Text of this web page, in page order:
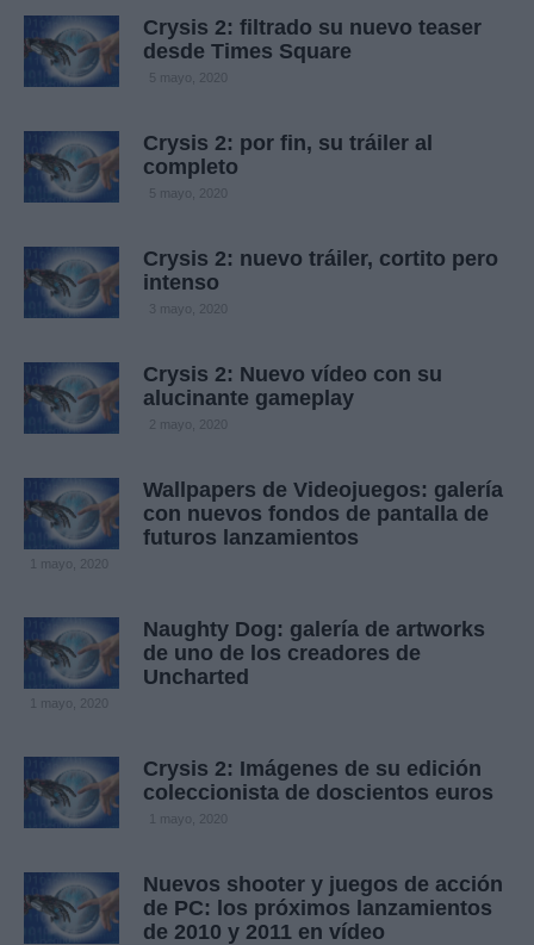
Crysis 2: filtrado su nuevo teaser
desde Times Square
5 mayo, 2020
Crysis 2: por fin, su tráiler al
completo
5 mayo, 2020
Crysis 2: nuevo tráiler, cortito pero
intenso
3 mayo, 2020
Crysis 2: Nuevo vídeo con su
alucinante gameplay
2 mayo, 2020
Wallpapers de Videojuegos: galería
con nuevos fondos de pantalla de
futuros lanzamientos
1 mayo, 2020
Naughty Dog: galería de artworks
de uno de los creadores de
Uncharted
1 mayo, 2020
Crysis 2: Imágenes de su edición
coleccionista de doscientos euros
1 mayo, 2020
Nuevos shooter y juegos de acción
de PC: los próximos lanzamientos
de 2010 y 2011 en vídeo